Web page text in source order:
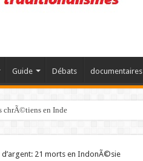
Guide Débats documentaires
chrÃ©tiens en Inde
21 morts en IndonÃ©sie